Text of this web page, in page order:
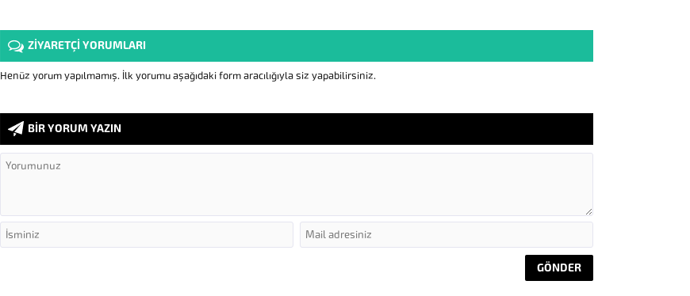
ZİYARETÇİ YORUMLARI
Henüz yorum yapılmamış. İlk yorumu aşağıdaki form aracılığıyla siz yapabilirsiniz.
BİR YORUM YAZIN